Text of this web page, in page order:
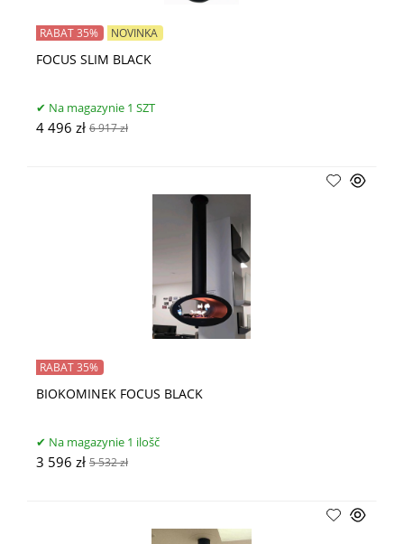
FOCUS SLIM BLACK
RABAT 35% NOVINKA
Na magazynie 1 SZT
4 496 zł 6 917 zł
BIOKOMINEK FOCUS BLACK
RABAT 35%
Na magazynie 1 ilošč
3 596 zł 5 532 zł